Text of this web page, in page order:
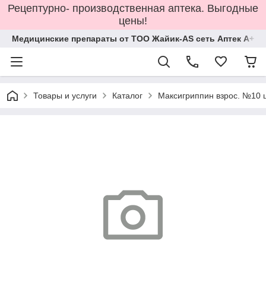
Рецептурно- производственная аптека. Выгодные
цены!
Медицинские препараты от ТОО Жайик-AS сеть Аптек А+
Товары и услуги Каталог Максигриппин взрос. №10